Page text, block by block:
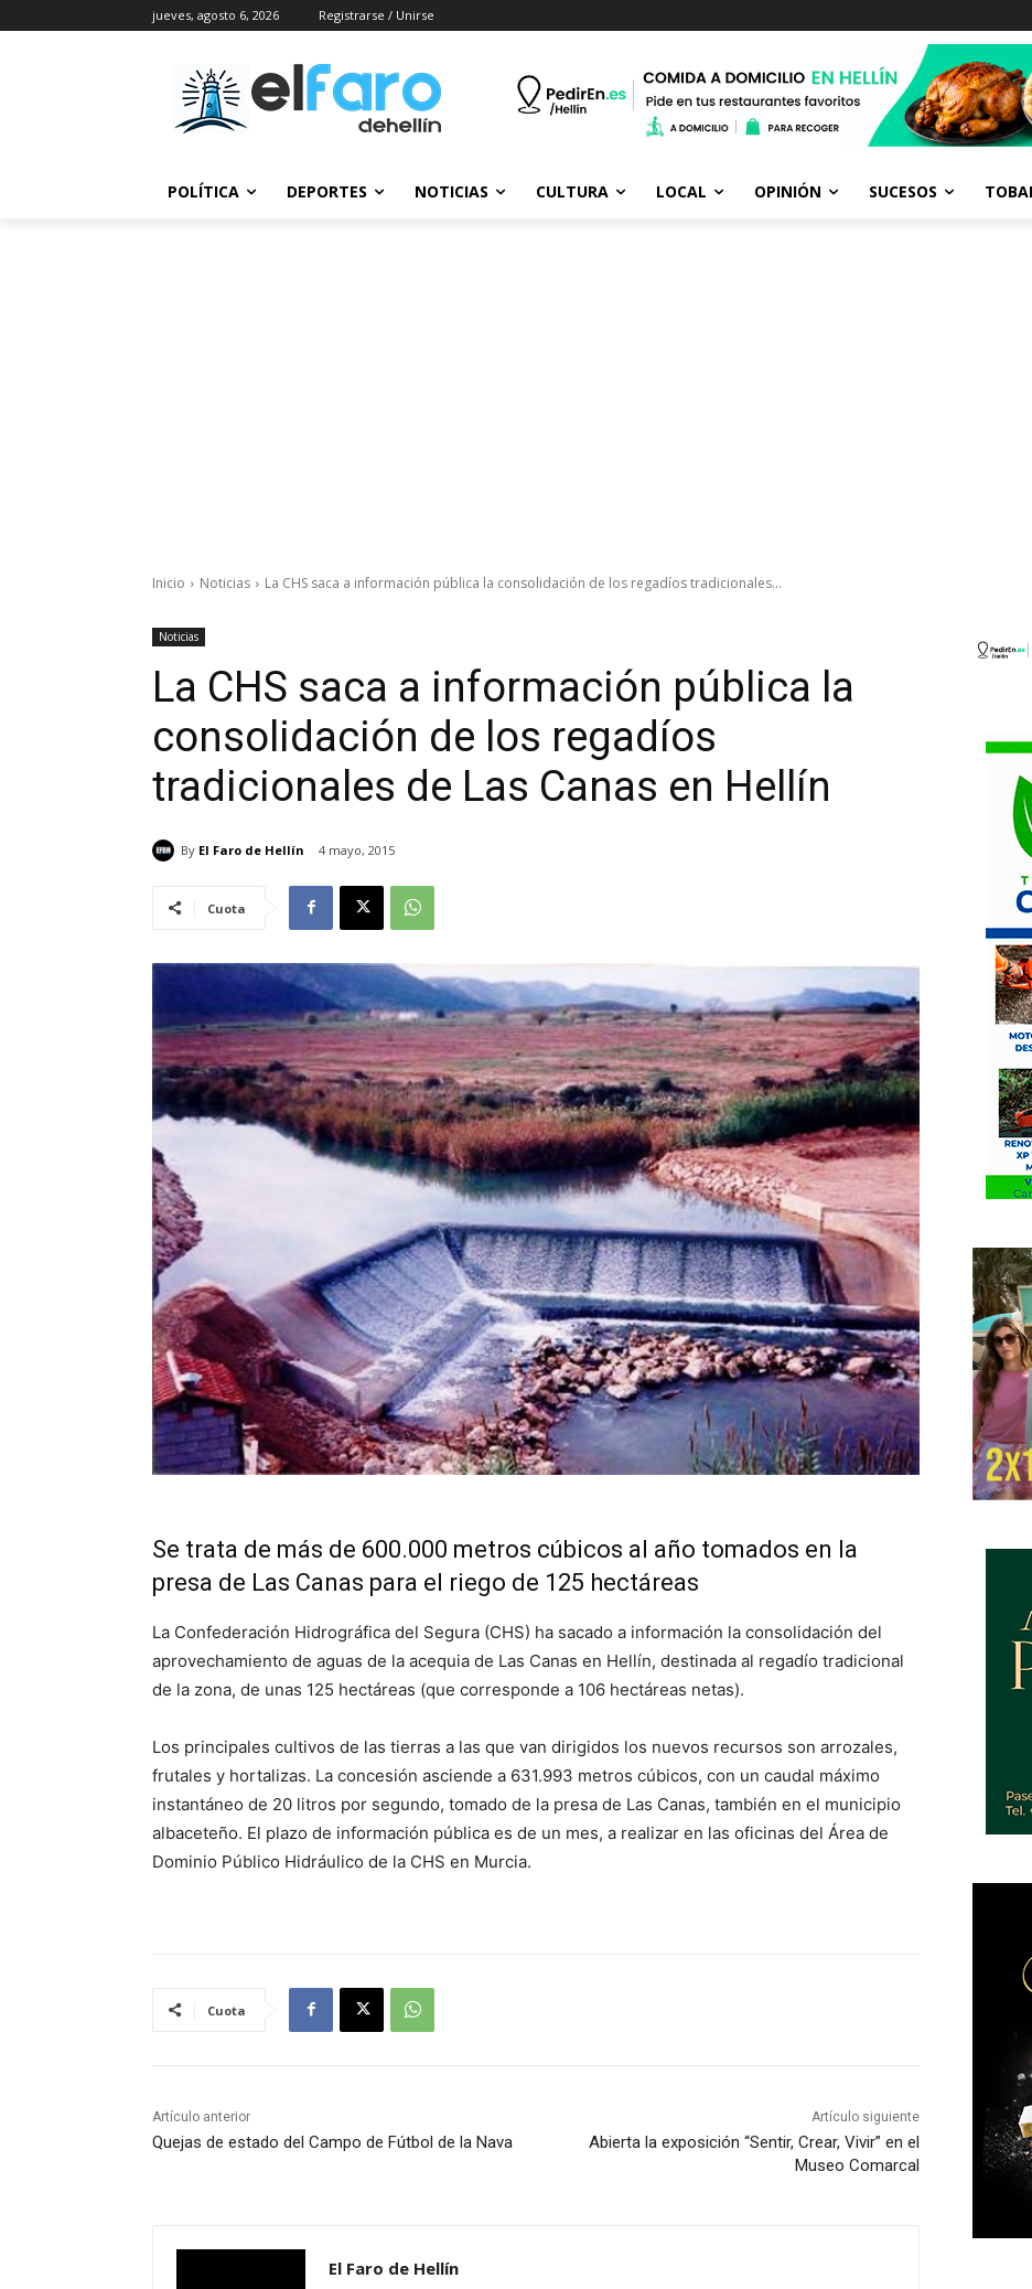
jueves, agosto 6, 2026 Registrarse / Unirse
POLÍTICA DEPORTES NOTICIAS CULTURA LOCAL OPINIÓN SUCESOS
Inicio Noticias La CHS saca a información pública la consolidación de los regadíos tradicionales...
Noticias
La CHS saca a información pública la
consolidación de los regadíos
tradicionales de Las Canas en Hellín
By El Faro de Hellín 4 mayo, 2015
Cuota
Se trata de más de 600.000 metros cúbicos al año tomados en la
presa de Las Canas para el riego de 125 hectáreas
La Confederación Hidrográfica del Segura (CHS) ha sacado a información la consolidación del
aprovechamiento de aguas de la acequia de Las Canas en Hellín, destinada al regadío tradicional
de la zona, de unas 125 hectáreas (que corresponde a 106 hectáreas netas).
Los principales cultivos de las tierras a las que van dirigidos los nuevos recursos son arrozales,
frutales y hortalizas. La concesión asciende a 631.993 metros cúbicos, con un caudal máximo
instantáneo de 20 litros por segundo, tomado de la presa de Las Canas, también en el municipio
albaceteño. El plazo de información pública es de un mes, a realizar en las oficinas del Área de
Dominio Público Hidráulico de la CHS en Murcia.
Cuota
Artículo anterior
Quejas de estado del Campo de Fútbol de la Nava
Artículo siguiente
Abierta la exposición “Sentir, Crear, Vivir” en el
Museo Comarcal
El Faro de Hellín